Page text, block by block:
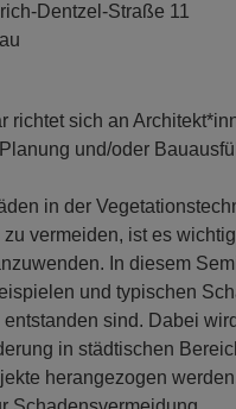
Dentzel-Straße 11
richtet sich an
und/oder
in der
zu vermeiden, ist es
In diesem
und typischen
sind. Dabei
in städtischen
herangezogen